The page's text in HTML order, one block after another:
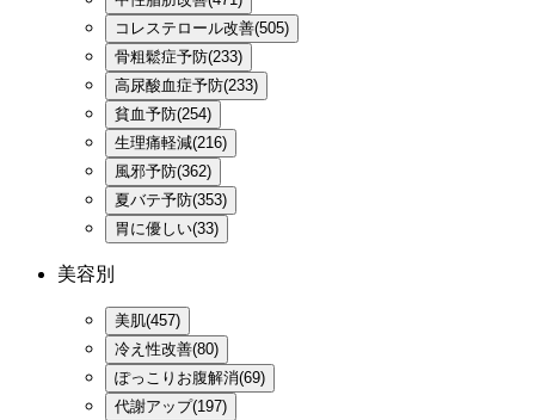
コレステロール改善(505)
骨粗鬆症予防(233)
高尿酸血症予防(233)
貧血予防(254)
生理痛軽減(216)
風邪予防(362)
夏バテ予防(353)
胃に優しい(33)
美容別
美肌(457)
冷え性改善(80)
ぽっこりお腹解消(69)
代謝アップ(197)